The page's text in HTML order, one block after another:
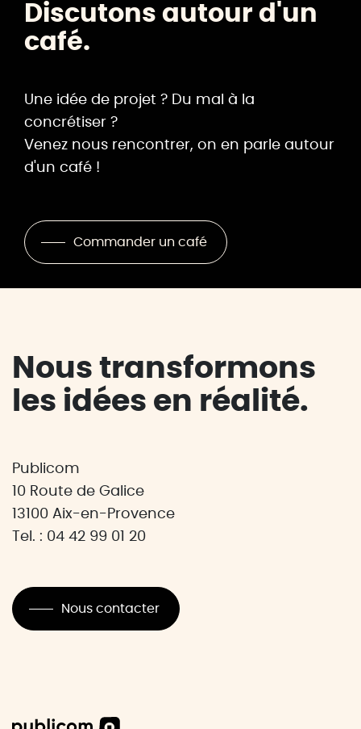
Discutons autour d'un
café.
Une idée de projet ? Du mal à la
concrétiser ?
Venez nous rencontrer, on en parle autour
d'un café !
Commander un café
Nous transformons
les idées en réalité.
Publicom
10 Route de Galice
13100 Aix-en-Provence
Tel. : 04 42 99 01 20
Nous contacter